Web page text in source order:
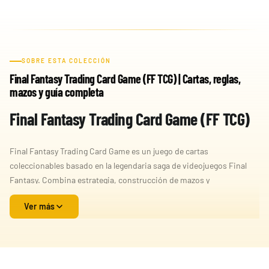
SOBRE ESTA COLECCIÓN
Final Fantasy Trading Card Game (FF TCG) | Cartas, reglas,
mazos y guía completa
Final Fantasy Trading Card Game (FF TCG)
Final Fantasy Trading Card Game es un juego de cartas
coleccionables basado en la legendaria saga de videojuegos Final
Fantasy. Combina estrategia, construcción de mazos y
enfrentamientos tácticos donde los jugadores invocan personajes
icónicos, utilizan invocaciones poderosas y gestionan recursos
Qué es Final Fantasy TCG
Ver más